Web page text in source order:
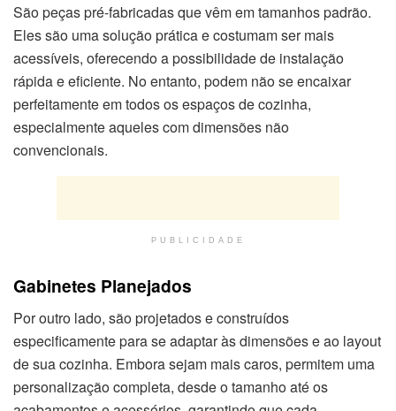
São peças pré-fabricadas que vêm em tamanhos padrão.
Eles são uma solução prática e costumam ser mais
acessíveis, oferecendo a possibilidade de instalação
rápida e eficiente. No entanto, podem não se encaixar
perfeitamente em todos os espaços de cozinha,
especialmente aqueles com dimensões não
convencionais.
PUBLICIDADE
Gabinetes Planejados
Por outro lado, são projetados e construídos
especificamente para se adaptar às dimensões e ao layout
de sua cozinha. Embora sejam mais caros, permitem uma
personalização completa, desde o tamanho até os